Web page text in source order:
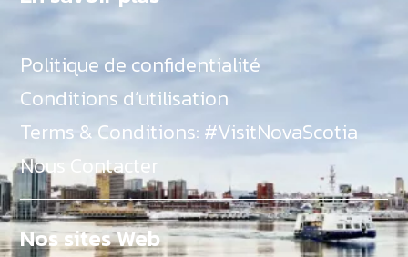
Politique de confidentialité
Conditions d’utilisation
Terms & Conditions: #VisitNovaScotia
Nous Contacter
Nos sites Web